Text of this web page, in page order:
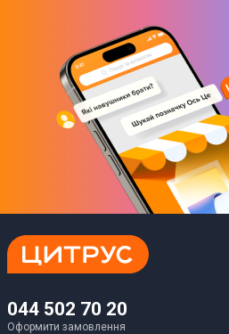
044 502 70 20
Оформити замовлення